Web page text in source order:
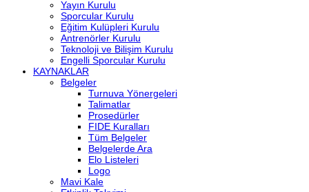
Yayın Kurulu
Sporcular Kurulu
Eğitim Kulüpleri Kurulu
Antrenörler Kurulu
Teknoloji ve Bilişim Kurulu
Engelli Sporcular Kurulu
KAYNAKLAR
Belgeler
Turnuva Yönergeleri
Talimatlar
Prosedürler
FIDE Kuralları
Tüm Belgeler
Belgelerde Ara
Elo Listeleri
Logo
Mavi Kale